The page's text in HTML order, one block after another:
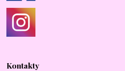
Kontakty